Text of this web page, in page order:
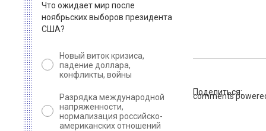
Что ожидает мир после
ноябрьских выборов президента
США?
Новый виток кризиса,
падение доллара,
конфликты, войны
Разрядка международной
напряженности,
нормализация российско-
американских отношений
Поделиться:
comments